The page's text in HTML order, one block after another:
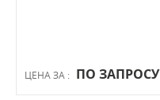
ЦЕНА ЗА : ПО ЗАПРОСУ